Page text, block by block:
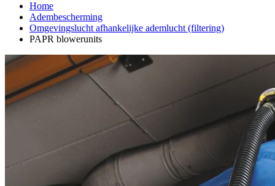
Home
Adembescherming
Omgevingslucht afhankelijke ademlucht (filtering)
PAPR blowerunits